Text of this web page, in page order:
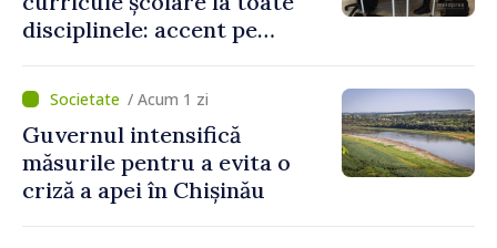
disciplinele: accent pe
și folosirea cunoștințelor în
situații reale/ Acum 1 zi
Guvernul intensifică
măsurile pentru a evita o
criză a apei în Chișinău